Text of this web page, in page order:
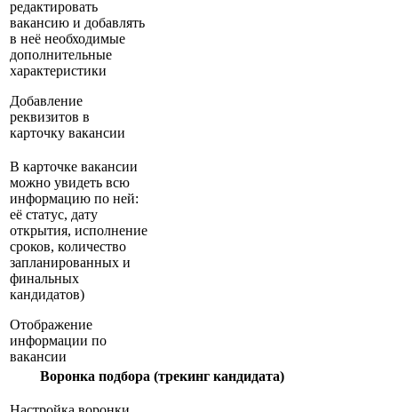
редактировать
вакансию и добавлять
в неё необходимые
дополнительные
характеристики
Добавление
реквизитов в
карточку вакансии
В карточке вакансии
можно увидеть всю
информацию по ней:
её статус, дату
открытия, исполнение
сроков, количество
запланированных и
финальных
кандидатов)
Отображение
информации по
вакансии
Воронка подбора (трекинг кандидата)